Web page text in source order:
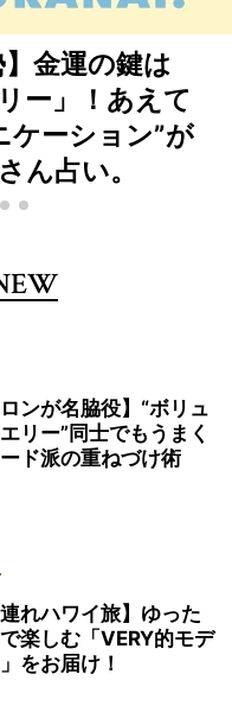
トート」
気【徹底解説】
ロンが名脇役】“ボリュ
リー”同士でもうまく
ド派の重ねづけ術
連れハワイ旅】ゆった
楽しむ「VERY的モデ
をお届け！